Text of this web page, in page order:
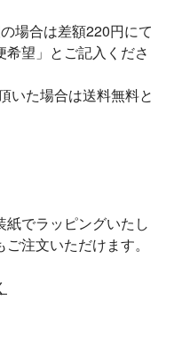
場合は差額220円にて
望」とご記入くださ
いた場合は送料無料と
でラッピングいたし
注文いただけます。